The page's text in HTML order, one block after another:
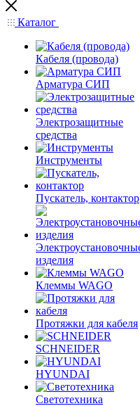
Каталог
Кабеля (провода)
Арматура СИП
Электрозащитные
средства
Инструменты
Пускатель, контактор
изделия
Клеммы WAGO
Протяжки для кабеля
SCHNEIDER
HYUNDAI
Светотехника